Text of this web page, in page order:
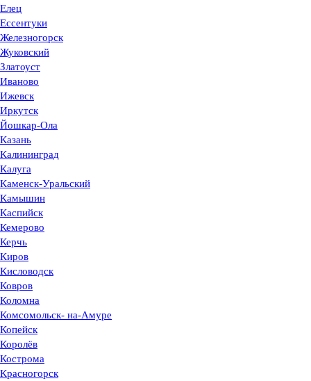
Елец
Ессентуки
Железногорск
Жуковский
Златоуст
Иваново
Ижевск
Иркутск
Йошкар-Ола
Казань
Калининград
Калуга
Каменск-Уральский
Камышин
Каспийск
Кемерово
Керчь
Киров
Кисловодск
Ковров
Коломна
Комсомольск- на-Амуре
Копейск
Королёв
Кострома
Красногорск